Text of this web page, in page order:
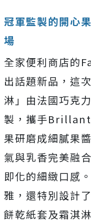
冠軍監製的開心
場
全家便利商店的
出話題新品，這
淋」由法國巧克
製，攜手
果研磨成細膩果
氣與乳香完美融
即化的細緻口感
雅，還特別設計
餅乾紙套及霜淇